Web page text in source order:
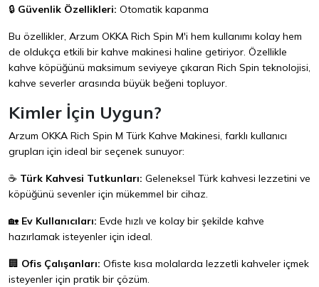
🔒 Güvenlik Özellikleri: Otomatik kapanma
Bu özellikler, Arzum OKKA Rich Spin M'i hem kullanımı kolay hem
de oldukça etkili bir kahve makinesi haline getiriyor. Özellikle
kahve köpüğünü maksimum seviyeye çıkaran Rich Spin teknolojisi,
kahve severler arasında büyük beğeni topluyor.
Kimler İçin Uygun?
Arzum OKKA Rich Spin M Türk Kahve Makinesi, farklı kullanıcı
grupları için ideal bir seçenek sunuyor:
☕ Türk Kahvesi Tutkunları: Geleneksel Türk kahvesi lezzetini ve
köpüğünü sevenler için mükemmel bir cihaz.
🏡 Ev Kullanıcıları: Evde hızlı ve kolay bir şekilde kahve
hazırlamak isteyenler için ideal.
🏢 Ofis Çalışanları: Ofiste kısa molalarda lezzetli kahveler içmek
isteyenler için pratik bir çözüm.